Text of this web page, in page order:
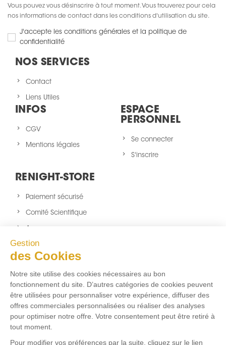
Gestion
des Cookies
Notre site utilise des cookies nécessaires au bon
fonctionnement du site. D’autres catégories de cookies peuvent
être utilisées pour personnaliser votre expérience, diffuser des
offres commerciales personnalisées ou réaliser des analyses
pour optimiser notre offre. Votre consentement peut être retiré à
tout moment.
Pour modifier vos préférences par la suite, cliquez sur le lien
Vous pouvez vous désinscrire à tout moment. Vous trouverez pour cela
nos informations de contact dans les conditions d'utilisation du site.
J'accepte les conditions générales et la politique de
confidentialité
NOS SERVICES
Contact
Liens Utiles
INFOS
CGV
Mentions légales
ESPACE
PERSONNEL
Se connecter
S'inscrire
RENIGHT-STORE
Paiement sécurisé
Comité Scientifique
Nouveaux produits
sitemap
NOUS SUIVRE
FacebookTwitter Instagram
FLUX RSS